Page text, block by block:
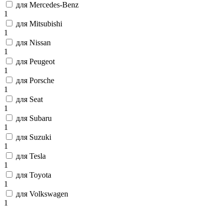
для Mercedes-Benz
1
для Mitsubishi
1
для Nissan
1
для Peugeot
1
для Porsche
1
для Seat
1
для Subaru
1
для Suzuki
1
для Tesla
1
для Toyota
1
для Volkswagen
1